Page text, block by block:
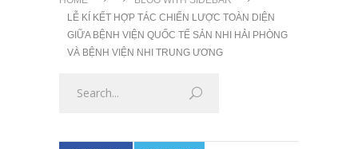
LỄ KÍ KẾT HỢP TÁC CHIẾN LƯỢC TOÀN DIỆN
GIỮA BỆNH VIỆN QUỐC TẾ SẢN NHI HẢI PHÒNG
VÀ BỆNH VIỆN NHI TRUNG ƯƠNG